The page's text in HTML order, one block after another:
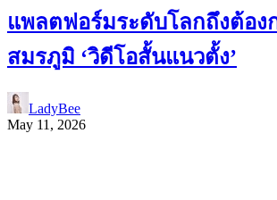
แพลตฟอร์มระดับโลกถึงต้อง
สมรภูมิ ‘วิดีโอสั้นแนวตั้ง’
LadyBee
May 11, 2026